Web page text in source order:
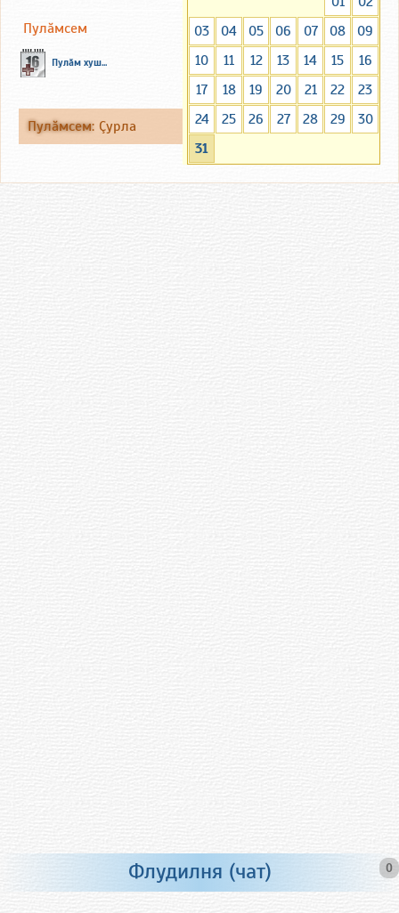
03
04 05 06 07 08
09
10
11 12 13 14 15
16
17
18 19 20 21 22
23
24
25 26 27 28 29
30
31
Пулăмсем
Пулăм хуш...
Пулăмсем: Çурла
0
Флудилня (чат)